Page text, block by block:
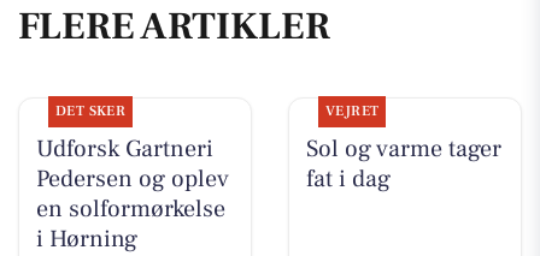
FLERE ARTIKLER
DET SKER
Udforsk Gartneri
Pedersen og oplev
en solformørkelse
i Hørning
VEJRET
Sol og varme tager
fat i dag